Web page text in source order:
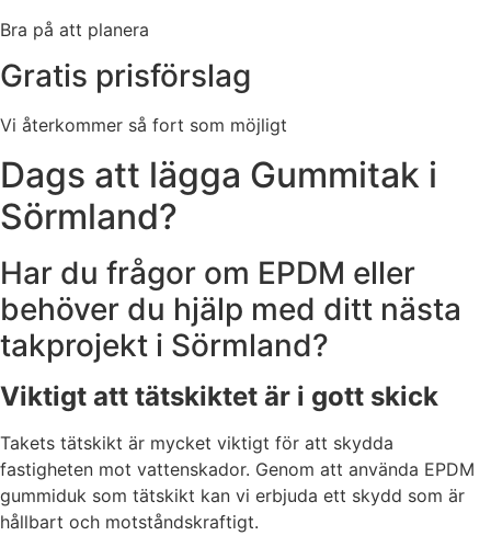
Bra på att planera
Gratis prisförslag
Vi återkommer så fort som möjligt
Dags att lägga Gummitak i
Sörmland?
Har du frågor om EPDM eller
behöver du hjälp med ditt nästa
takprojekt i Sörmland?
Viktigt att tätskiktet är i gott skick
Takets tätskikt är mycket viktigt för att skydda
fastigheten mot vattenskador. Genom att använda EPDM
gummiduk som tätskikt kan vi erbjuda ett skydd som är
hållbart och motståndskraftigt.